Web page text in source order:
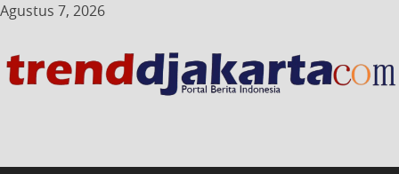
Agustus 7, 2026